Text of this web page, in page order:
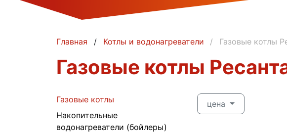
Главная Котлы и водонагреватели Газовые котлы
Газовые котлы
Газовые котлы
Накопительные
водонагреватели (бойлеры)
цена